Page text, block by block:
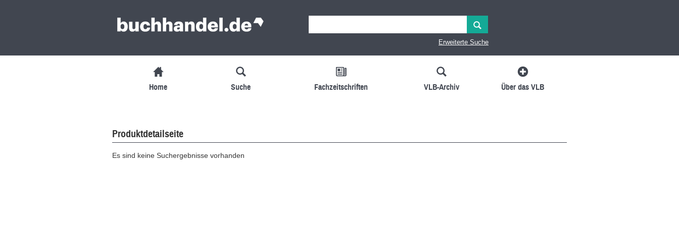
Erweiterte Suche
Home Suche Fachzeitschriften VLB-Archiv Über das VLB
Produktdetailseite
Es sind keine Suchergebnisse vorhanden